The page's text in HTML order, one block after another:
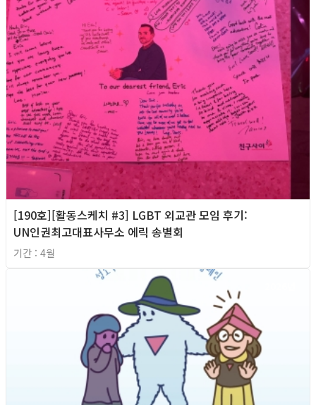
[190호][활동스케치 #3] LGBT 외교관 모임 후기:
UN인권최고대표사무소 에릭 송별회
기간 : 4월